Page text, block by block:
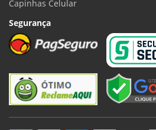
Capinhas Celular
Segurança